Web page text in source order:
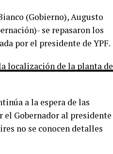
(Gobierno), Augusto
se repasaron los
por el presidente de YPF.
localización de la planta de
a la espera de las
el Gobernador al presidente
no se conocen detalles